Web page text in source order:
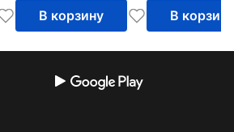
В корзину В корзину